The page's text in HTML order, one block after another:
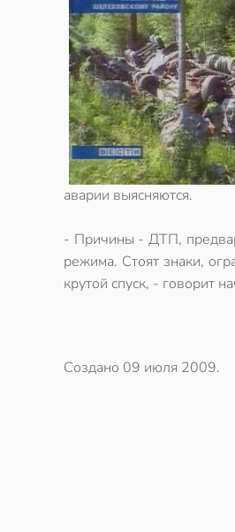
аварии выясняются.
- Причины - ДТП,
режима. Стоят знаки,
крутой спуск, - говорит
Создано 09 июля 2009.